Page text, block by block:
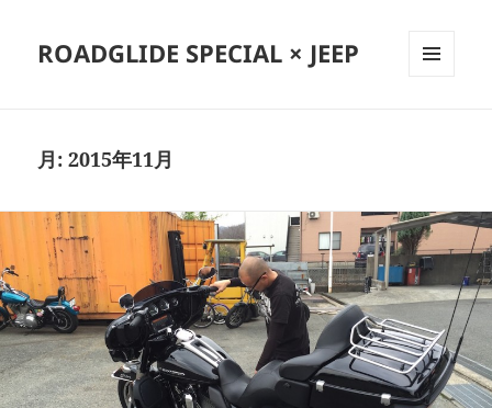
ROADGLIDE SPECIAL × JEEP
月:2015年11月